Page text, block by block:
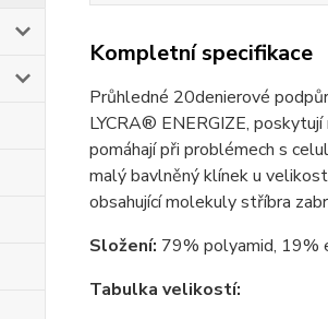
Kompletní specifikace
Průhledné 20denierové
LYCRA® ENERGIZE,
pomáhají při problémech s
malý bavlněný klínek u
obsahující molekuly stříbra
Složení: 79% polyamid, 19%
Tabulka velikostí: